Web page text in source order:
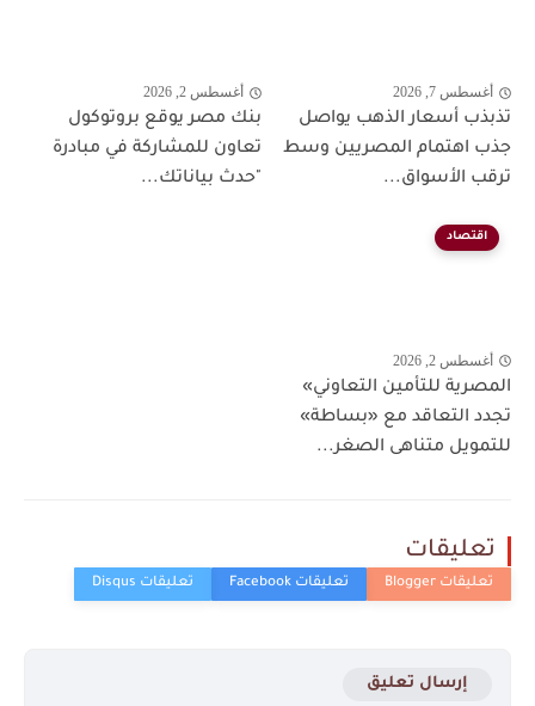
أغسطس 7, 2026
تذبذب أسعار الذهب يواصل
جذب اهتمام المصريين وسط
ترقب الأسواق...
أغسطس 2, 2026
بنك مصر يوقع بروتوكول
تعاون للمشاركة في مبادرة
"حدث بياناتك...
اقتصاد
أغسطس 2, 2026
المصرية للتأمين التعاوني»
تجدد التعاقد مع «بساطة»
للتمويل متناهى الصغر...
تعليقات
إرسال تعليق